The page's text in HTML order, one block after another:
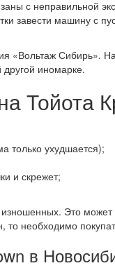
с неправильной
завести машину с
«Вольтаж Сибирь».
иномарке.
Тойота
только ухудшается);
и скрежет;
Это может
необходимо
в